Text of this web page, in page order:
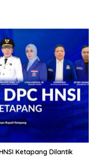
Ketapang Dilantik